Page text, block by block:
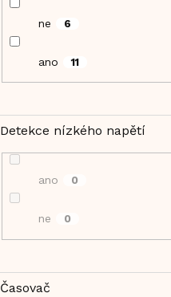
ne 6
ano 11
Detekce nízkého napětí
ano 0
ne 0
Časovač